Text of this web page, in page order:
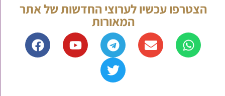
הצטרפו עכשיו לערוצי החדשות של אתר
המאורות